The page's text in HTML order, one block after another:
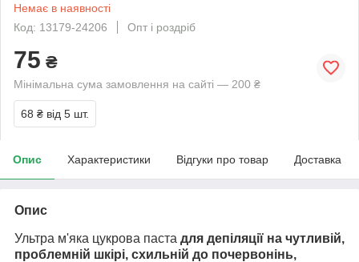
Немає в наявності
Код: 13179-24206
Опт і роздріб
75 ₴
Мінімальна сума замовлення на сайті — 200 ₴
68 ₴ від 5 шт.
Опис Характеристики Відгуки про товар Доставка
Опис
Ультра м'яка цукрова паста для депіляції на чутливій,
проблемній шкірі, схильній до почервонінь,